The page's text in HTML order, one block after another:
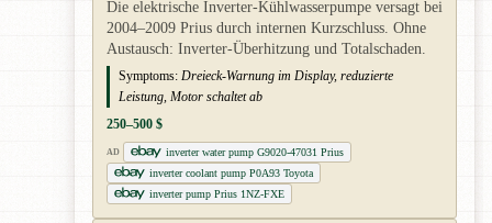
Die elektrische Inverter-Kühlwasserpumpe versagt bei
2004–2009 Prius durch internen Kurzschluss. Ohne
Austausch: Inverter-Überhitzung und Totalschaden.
Symptoms: Dreieck-Warnung im Display, reduzierte
Leistung, Motor schaltet ab
250–500 $
AD
inverter water pump G9020-47031 Prius
inverter coolant pump P0A93 Toyota
inverter pump Prius 1NZ-FXE